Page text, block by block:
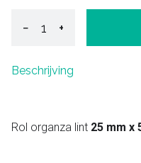
− +
Beschrijving
Rol organza lint 25 mm x